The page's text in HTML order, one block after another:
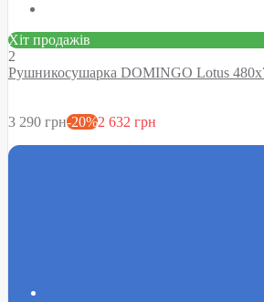
Хіт продажів
2
Рушникосушарка DOMINGO Lotus
3 290 грн-20%2 632 грн